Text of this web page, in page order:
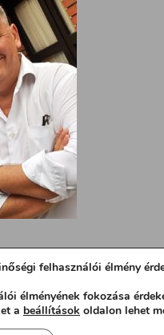
felhasználói élmény
élményének fokozása
a beállítások oldalon lehet